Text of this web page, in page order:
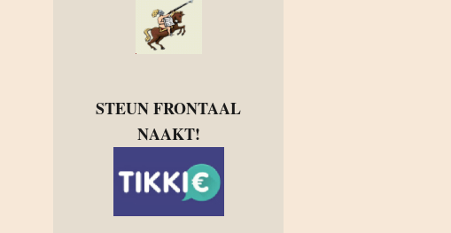
STEUN FRONTAAL
NAAKT!